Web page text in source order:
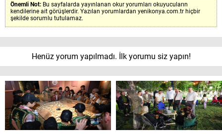
Önemli Not: Bu sayfalarda yayınlanan okur yorumları okuyucuların
kendilerine ait görüşlerdir. Yazılan yorumlardan yenikonya.com.tr hiçbir
şekilde sorumlu tutulamaz.
Henüz yorum yapılmadı. İlk yorumu siz yapın!